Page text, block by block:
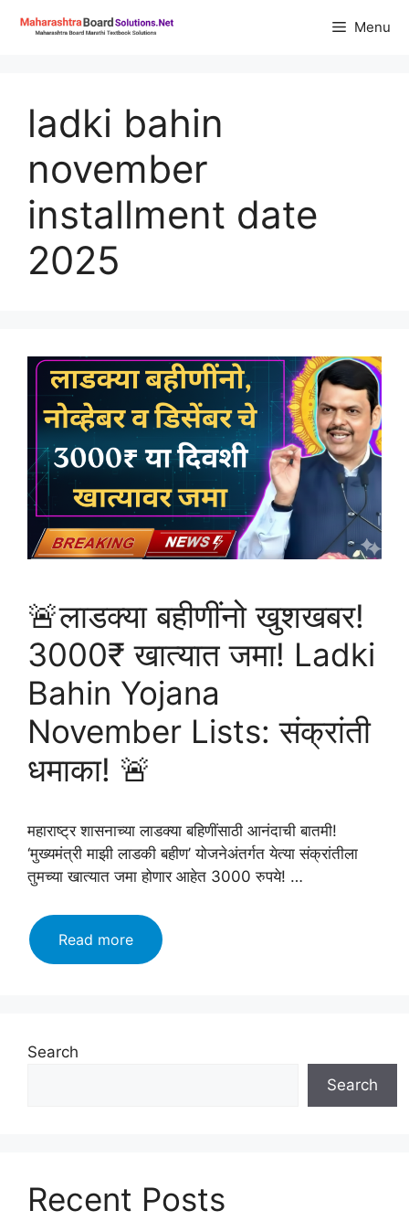
Menu
ladki bahin
november
installment date
2025
🚨लाडक्या बहीणींनो खुशखबर!
3000₹ खात्यात जमा! Ladki
Bahin Yojana
November Lists: संक्रांती
धमाका! 🚨
महाराष्ट्र शासनाच्या लाडक्या बहिणींसाठी आनंदाची बातमी!
‘मुख्यमंत्री माझी लाडकी बहीण’ योजनेअंतर्गत येत्या संक्रांतीला
तुमच्या खात्यात जमा होणार आहेत 3000 रुपये! …
Read more🚨
लाडक्या
संक्रांती
Search
Search
Recent Posts